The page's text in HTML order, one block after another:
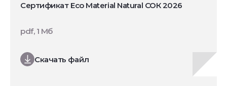
Сертификат Eco Material Natural СОК 2026
Скачать файл
pdf, 1 Мб